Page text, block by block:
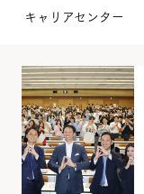
キャリアセンター